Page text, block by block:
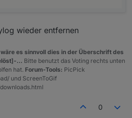
wieder entfernen
es sinnvoll dies in der Überschrift des
... Bitte benutzt das Voting rechts unten
hat. Forum-Tools: PicPick
und ScreenToGif
0